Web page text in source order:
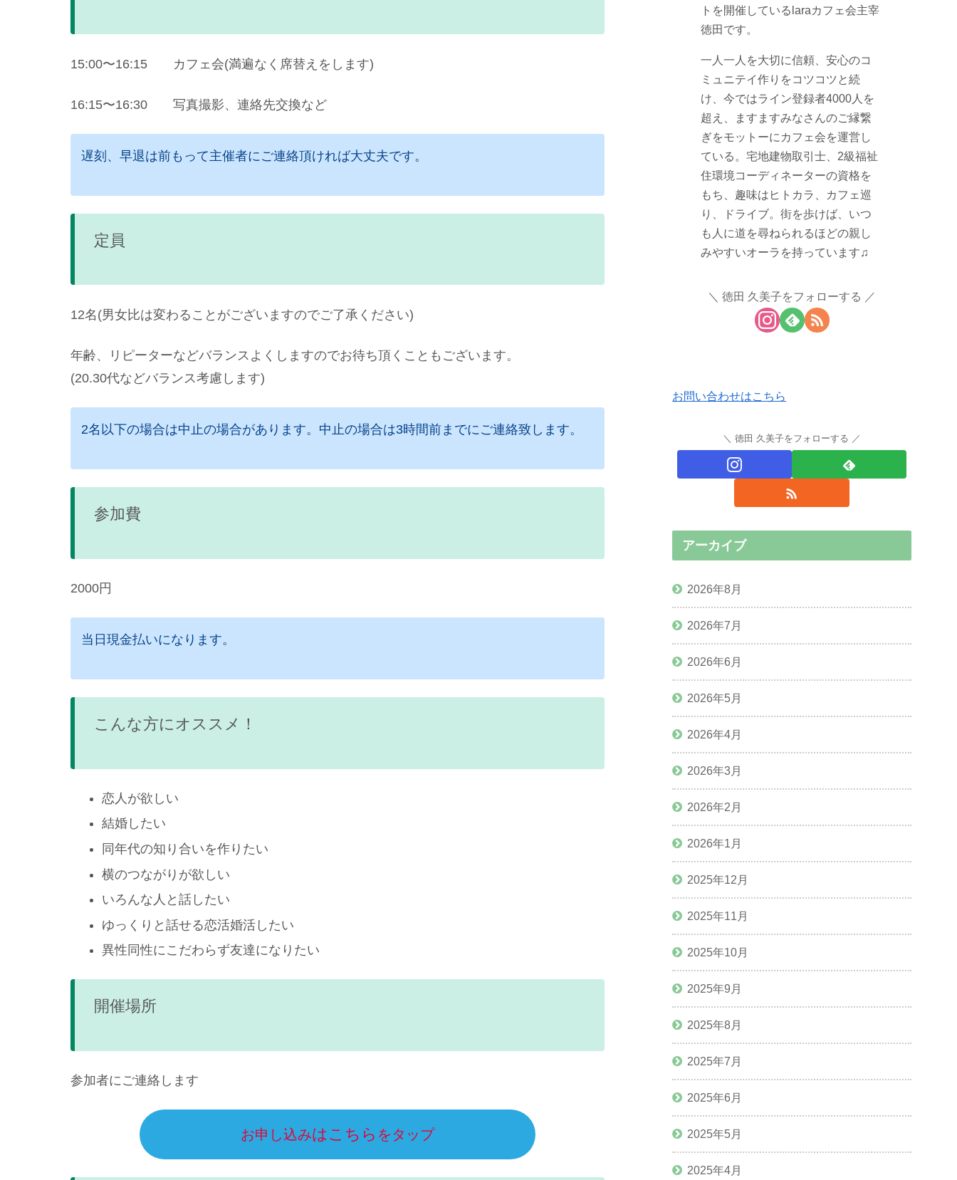
15:00〜16:15 カフェ会(満遍なく席替えをします)
16:15〜16:30 写真撮影、連絡先交換など
遅刻、早退は前もって主催者にご連絡頂ければ大丈夫です。
定員
12名(男女比は変わることがございますのでご了承ください)
年齢、リピーターなどバランスよくしますのでお待ち頂くこともございます。
(20.30代などバランス考慮します)
2名以下の場合は中止の場合があります。中止の場合は3時間前までにご連絡致します。
参加費
2000円
当日現金払いになります。
こんな方にオススメ！
恋人が欲しい
結婚したい
同年代の知り合いを作りたい
横のつながりが欲しい
いろんな人と話したい
ゆっくりと話せる恋活婚活したい
異性同性にこだわらず友達になりたい
開催場所
参加者にご連絡します
お申し込みはこちら をタップ
トを開催しているlaraカフェ会主宰
徳田です。
一人一人を大切に信頼、安心のコ
ミュニテイ作りをコツコツと続
け、今ではライン登録者4000人を
超え、ますますみなさんのご縁繋
ぎをモットーにカフェ会を運営し
ている。宅地建物取引士、2級福祉
住環境コーディネーターの資格を
もち、趣味はヒトカラ、カフェ巡
り、ドライブ。街を歩けば、いつ
も人に道を尋ねられるほどの親し
みやすいオーラを持っています♫
徳田 久美子をフォローする
お問い合わせはこちら
徳田 久美子をフォローする
アーカイブ
2026年8月
2026年7月
2026年6月
2026年5月
2026年4月
2026年3月
2026年2月
2026年1月
2025年12月
2025年11月
2025年10月
2025年9月
2025年8月
2025年7月
2025年6月
2025年5月
2025年4月